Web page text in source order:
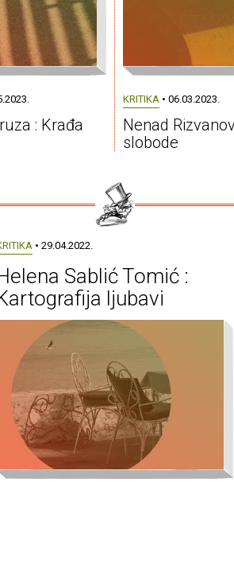
: Krađa
KRITIKA • 06.03.2023.
Nenad
slobode
• 29.04.2022.
Sablić Tomić :
ljubavi